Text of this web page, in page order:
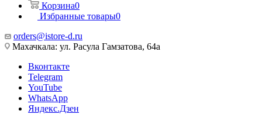
Корзина0
Избранные товары0
orders@istore-d.ru
Махачкала: ул. Расула Гамзатова, 64а
Вконтакте
Telegram
YouTube
WhatsApp
Яндекс.Дзен